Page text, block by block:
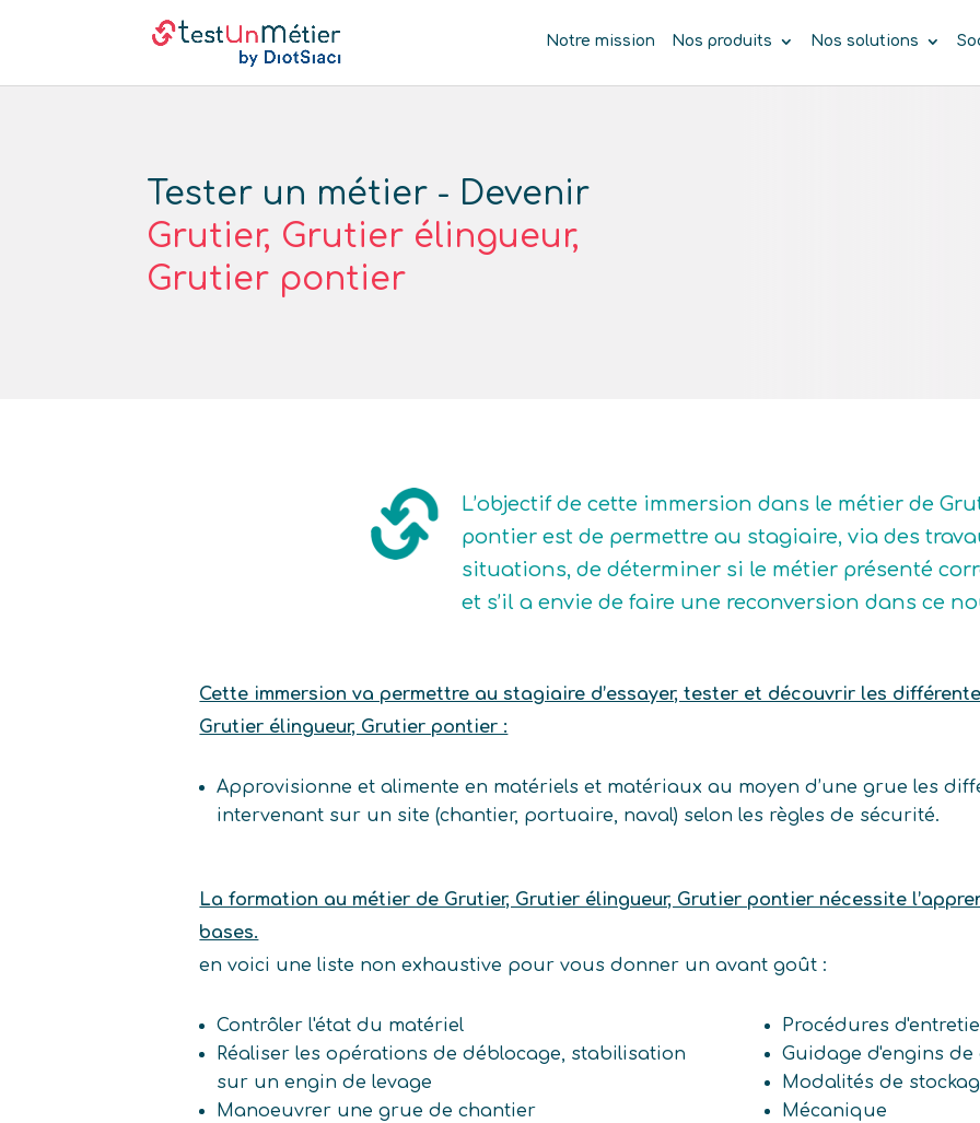
Notre mission Nos produits Nos solutions
Tester un métier - Devenir
Grutier, Grutier élingueur,
Grutier pontier
L’objectif de cette immersion dans le métier de
pontier est de permettre au stagiaire, via des
situations, de déterminer si le métier présenté
et s’il a envie de faire une reconversion dans ce
Cette immersion va permettre au stagiaire d’essayer, tester et découvrir les
Grutier élingueur, Grutier pontier :
Approvisionne et alimente en matériels et matériaux au moyen d’une grue les
intervenant sur un site (chantier, portuaire, naval) selon les règles de sécurité.
La formation au métier de Grutier, Grutier élingueur, Grutier pontier nécessite
bases.
en voici une liste non exhaustive pour vous donner un avant goût :
Contrôler l'état du matériel
Réaliser les opérations de déblocage, stabilisation
sur un engin de levage
Manoeuvrer une grue de chantier
Procédures
Guidage d'engins
Modalités de
Mécanique